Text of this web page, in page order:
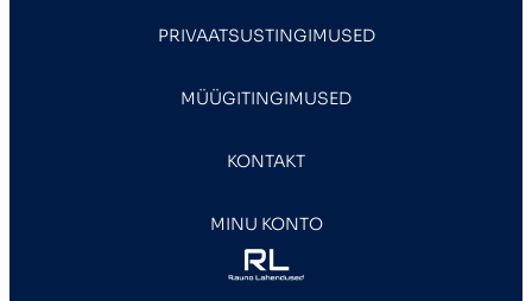
PRIVAATSUSTINGIMUSED
MÜÜGITINGIMUSED
KONTAKT
MINU KONTO